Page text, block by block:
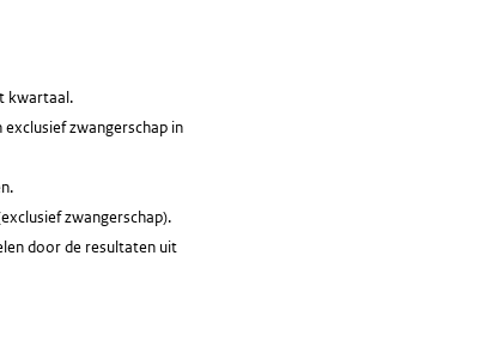
kwartaal.
zwangerschap in
zwangerschap).
door de resultaten uit